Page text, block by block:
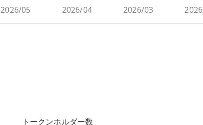
2026/05 2026/04 2026/03
トークンホルダー数